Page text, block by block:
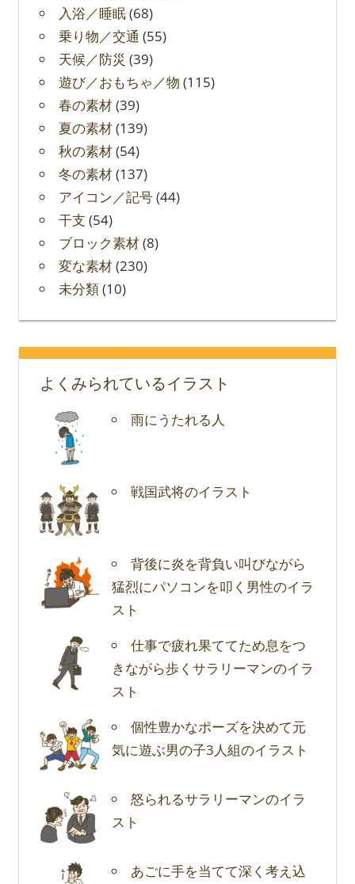
入浴／睡眠(68)
乗り物／交通 (55)
天候／防災 (39)
遊び／おもちゃ／物 (115)
春の素材(39)
夏の素材(139)
秋の素材(54)
冬の素材(137)
アイコン／記号(44)
干支 (54)
ブロック素材(8)
変な素材(230)
未分類(10)
よくみられているイラスト
雨にうたれる人
戦国武将のイラスト
背後に炎を背負い叫びながら
猛烈にパソコンを叩く男性のイラ
スト
仕事で疲れ果ててため息をつ
きながら歩くサラリーマンのイラ
スト
個性豊かなポーズを決めて元
気に遊ぶ男の子3人組のイラスト
怒られるサラリーマンのイラ
スト
あごに手を当てて深く考え込